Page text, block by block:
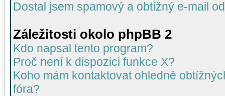
Dostal jsem spamový a obtížný e-mail
Záležitosti okolo phpBB 2
Kdo napsal tento program?
Proč není k dispozici funkce X?
Koho mám kontaktovat ohledně
fóra?